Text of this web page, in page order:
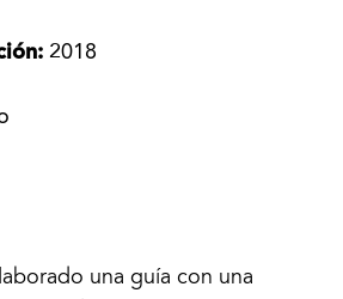
2018
una guía con una